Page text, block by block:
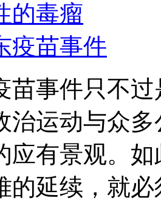
的毒瘤
苗事件
苗事件只不
治运动与众
应有景观。
的延续，就